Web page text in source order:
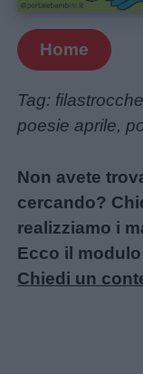
Home
Tag:
poesie aprile,
Non avete
cercando?
realizziamo i
Ecco il
Chiedi un